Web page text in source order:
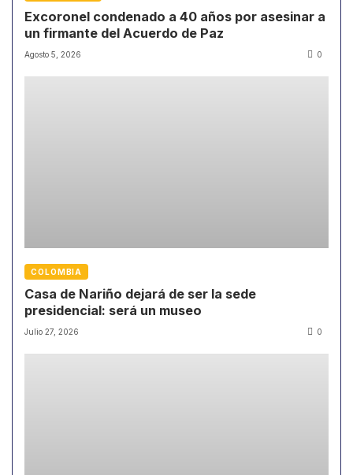
Excoronel condenado a 40 años por asesinar a
un firmante del Acuerdo de Paz
Agosto 5, 2026 0
COLOMBIA
Casa de Nariño dejará de ser la sede
presidencial: será un museo
Julio 27, 2026 0